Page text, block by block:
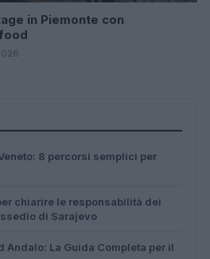
in Piemonte con
8 percorsi semplici per
chiarire le responsabilità dei
di Sarajevo
Andalo: La Guida Completa per il